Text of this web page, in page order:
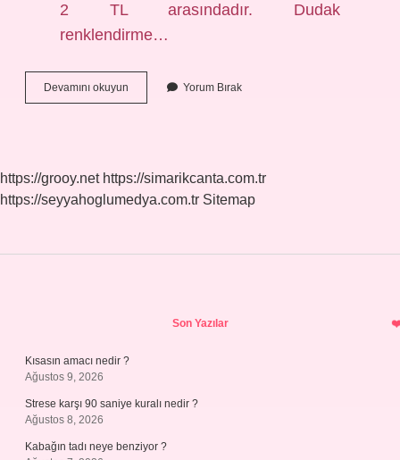
2 TL arasındadır. Dudak
renklendirme…
Devamını okuyun
Dudak
Yorum Bırak
https://grooy.net https://simarikcanta.com.tr
https://seyyahoglumedya.com.tr Sitemap
Son Yazılar
Kısasın amacı nedir ?
Ağustos 9, 2026
Strese karşı 90 saniye kuralı nedir ?
Ağustos 8, 2026
Kabağın tadı neye benziyor ?